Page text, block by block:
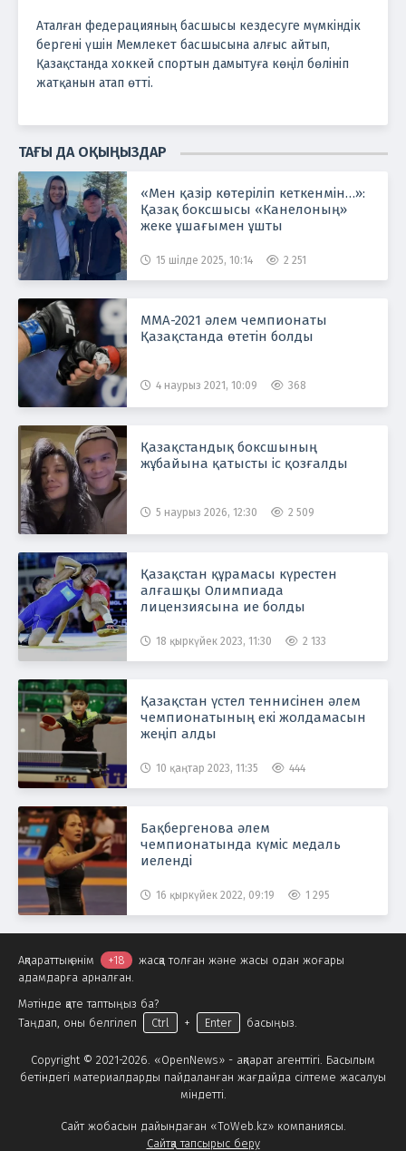
Аталған федерацияның басшысы кездесуге мүмкіндік
бергені үшін Мемлекет басшысына алғыс айтып,
Қазақстанда хоккей спортын дамытуға көңіл бөлініп
жатқанын атап өтті.
ТАҒЫ ДА ОҚЫҢЫЗДАР
«Мен қазір көтеріліп кеткенмін…»:
Қазақ боксшысы «Канелоның»
жеке ұшағымен ұшты
15 шілде 2025, 10:14 2 251
ММА-2021 әлем чемпионаты
Қазақстанда өтетін болды
4 наурыз 2021, 10:09 368
Қазақстандық боксшының
жұбайына қатысты іс қозғалды
5 наурыз 2026, 12:30 2 509
Қазақстан құрамасы күрестен
алғашқы Олимпиада
лицензиясына ие болды
18 қыркүйек 2023, 11:30 2 133
Қазақстан үстел теннисінен әлем
чемпионатының екі жолдамасын
жеңіп алды
10 қаңтар 2023, 11:35 444
Бақбергенова әлем
чемпионатында күміс медаль
иеленді
16 қыркүйек 2022, 09:19 1 295
Copyright © 2021-2026. «OpenNews» - ақпарат агенттігі. Басылым
бетіндегі материалдарды пайдаланған жағдайда сілтеме жасалуы
міндетті.
Сайт жобасын дайындаған «ToWeb.kz» компаниясы.
Сайтқа тапсырыс беру
Ақпараттық өнім +18
жасқа толған және жасы одан жоғары
адамдарға арналған.
Мәтінде қате таптыңыз ба?
Таңдап, оны белгілеп
Ctrl + Enter басыңыз.